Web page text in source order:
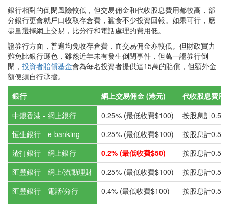
銀行相對的倒閉風險較低，但交易佣金和代收股息費用都較高，部
分銀行更會就戶口收取存倉費，蠶食不少投資回報。如果可行，應
盡量選擇網上交易，比分行和電話處理的費用低。
證券行方面，普遍均免收存倉費，而交易佣金亦較低。但財政實力
難免比銀行遜色，雖然近年未有發生倒閉事件，但萬一證券行倒
閉， 投資者賠償基金會為每名投資者提供達15萬的賠償，但額外金
額便須自行承擔。
銀行
網上交易佣金 (港元)
代收股息費用
中銀香港 - 網上銀行
0.25% (最低收費$100)
按股息計
恒生銀行 - e-banking
0.25% (最低收費$100)
按股息計
渣打銀行 - 網上銀行
0.2% (最低收費$50)
按股息計
匯豐銀行 - 網上/流動理財
0.25% (最低收費$100)
按股息計
匯豐銀行 - 電話/分行
0.4% (最低收費$100)
按股息計